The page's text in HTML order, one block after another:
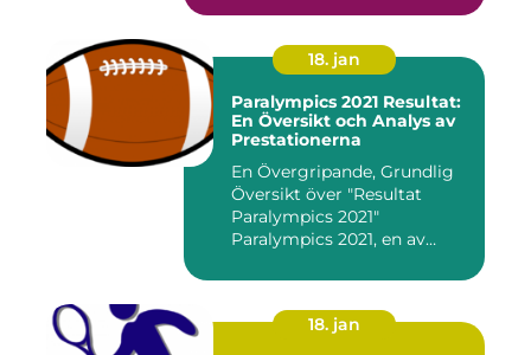
18. jan
Paralympics 2021 Resultat:
En Översikt och Analys av
Prestationerna
En Övergripande, Grundlig
Översikt över "Resultat
Paralympics 2021"
Paralympics 2021, en av
18. jan